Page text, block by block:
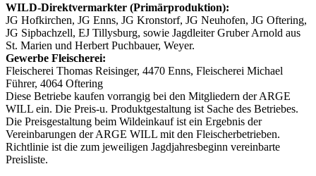
WILD-Direktvermarkter (Primärproduktion):
JG Hofkirchen, JG Enns, JG Kronstorf, JG Neuhofen, JG Oftering,
JG Sipbachzell, EJ Tillysburg, sowie Jagdleiter Gruber Arnold aus
St. Marien und Herbert Puchbauer, Weyer.
Gewerbe Fleischerei:
Fleischerei Thomas Reisinger, 4470 Enns, Fleischerei Michael
Führer, 4064 Oftering
Diese Betriebe kaufen vorrangig bei den Mitgliedern der ARGE
WILL ein. Die Preis-u. Produktgestaltung ist Sache des Betriebes.
Die Preisgestaltung beim Wildeinkauf ist ein Ergebnis der
Vereinbarungen der ARGE WILL mit den Fleischerbetrieben.
Richtlinie ist die zum jeweiligen Jagdjahresbeginn vereinbarte
Preisliste.